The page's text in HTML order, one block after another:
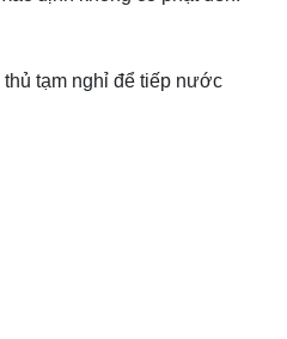
tạm nghỉ để tiếp nước